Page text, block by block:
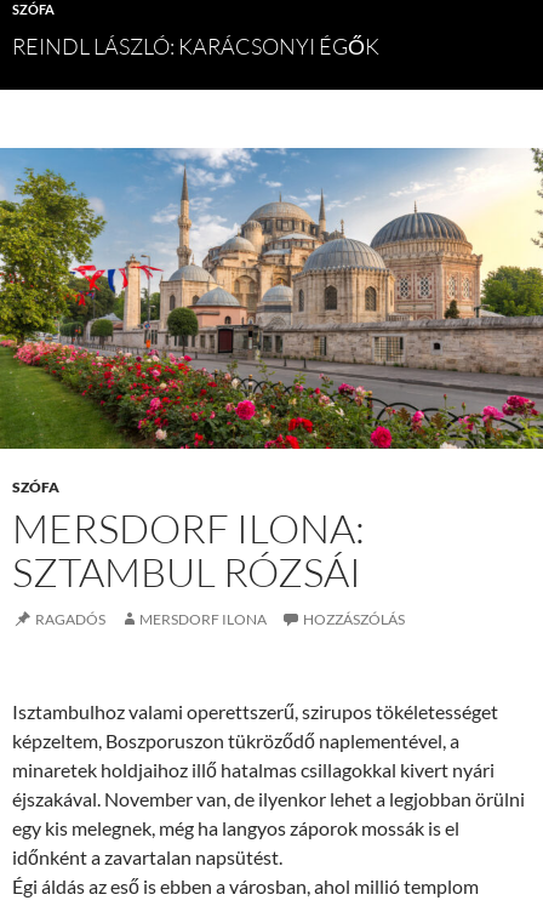
SZÓFA
REINDL LÁSZLÓ: KARÁCSONYI ÉGŐK
SZÓFA
MERSDORF ILONA:
SZTAMBUL RÓZSÁI
RAGADÓS MERSDORF ILONA HOZZÁSZÓLÁS
Isztambulhoz valami operettszerű, szirupos tökéletességet
képzeltem, Boszporuszon tükröződő naplementével, a
minaretek holdjaihoz illő hatalmas csillagokkal kivert nyári
éjszakával. November van, de ilyenkor lehet a legjobban örülni
egy kis melegnek, még ha langyos záporok mossák is el
időnként a zavartalan napsütést.
Égi áldás az eső is ebben a városban, ahol millió templom